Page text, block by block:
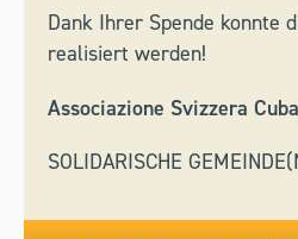
Dank Ihrer Spende konnte
realisiert werden!
Associazione Svizzera Cuba
SOLIDARISCHE
COMANO,LIESTAL,